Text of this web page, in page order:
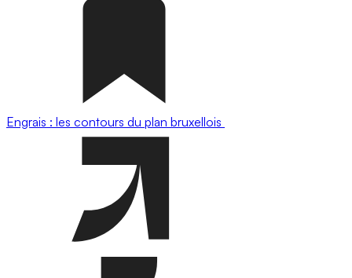
Engrais : les contours du plan bruxellois